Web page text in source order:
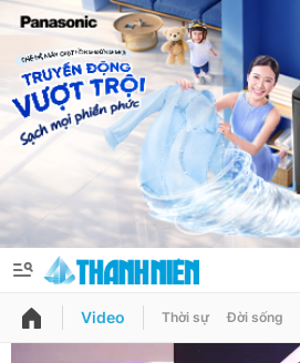
QUẢNG CÁO
Video Thời sự Đời sống